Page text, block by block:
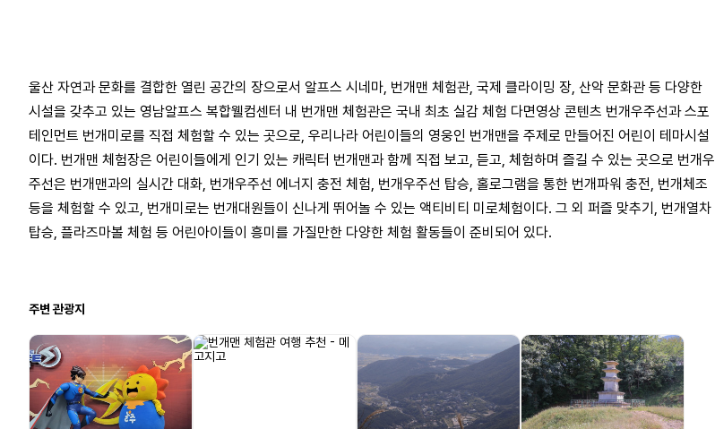
울산 자연과 문화를 결합한 열린 공간의 장으로서 알프스 시네마, 번개맨 체험관, 국제 클라이밍 장, 산악 문화관 등 다양한
시설을 갖추고 있는 영남알프스 복합웰컴센터 내 번개맨 체험관은 국내 최초 실감 체험 다면영상 콘텐츠 번개우주선과 스포
테인먼트 번개미로를 직접 체험할 수 있는 곳으로, 우리나라 어린이들의 영웅인 번개맨을 주제로 만들어진 어린이 테마시설
이다. 번개맨 체험장은 어린이들에게 인기 있는 캐릭터 번개맨과 함께 직접 보고, 듣고, 체험하며 즐길 수 있는 곳으로 번개우
주선은 번개맨과의 실시간 대화, 번개우주선 에너지 충전 체험, 번개우주선 탑승, 홀로그램을 통한 번개파워 충전, 번개체조
등을 체험할 수 있고, 번개미로는 번개대원들이 신나게 뛰어놀 수 있는 액티비티 미로체험이다. 그 외 퍼즐 맞추기, 번개열차
탑승, 플라즈마볼 체험 등 어린아이들이 흥미를 가질만한 다양한 체험 활동들이 준비되어 있다.
주변 관광지